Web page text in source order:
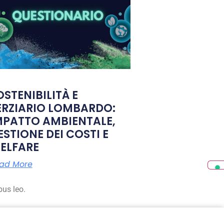
E
LOMBARDO:
AMBIENTALE,
DEI COSTI E
More
leo.